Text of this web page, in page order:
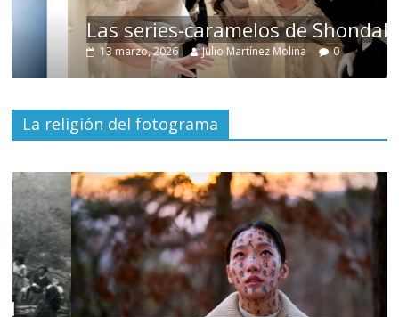
Las series-caramelos de Shondaland
13 marzo, 2026 Julio Martínez Molina 0
La religión del fotograma